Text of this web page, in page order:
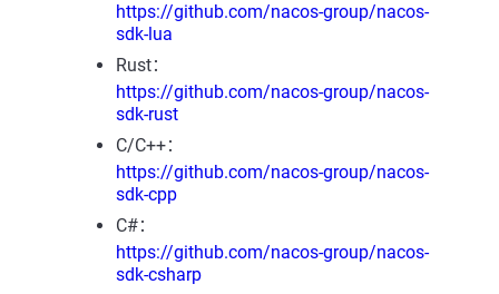
https://github.com/nacos-group/nacos-
sdk-lua
Rust：
https://github.com/nacos-group/nacos-
sdk-rust
C/C++：
https://github.com/nacos-group/nacos-
sdk-cpp
C#：
https://github.com/nacos-group/nacos-
sdk-csharp